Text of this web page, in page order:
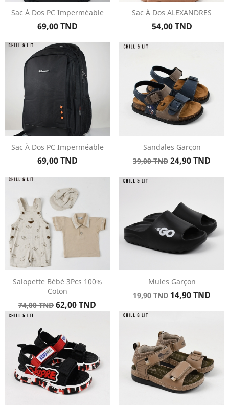
Sac À Dos PC Imperméable
Prix
69,00 TND
Sac À Dos ALEXANDRES
Prix
54,00 TND
Sac À Dos PC Imperméable
Prix
69,00 TND
Sandales Garçon
Prix
base
39,00 TND Prix
24,90 TND
Salopette Bébé 3Pcs 100%
Coton
Prix
de
74,00 TND Prix
62,00 TND
Mules Garçon
Prix
base
19,90 TND Prix
14,90 TND